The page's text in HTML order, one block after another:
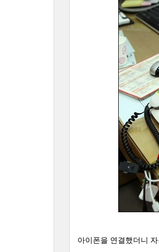
아이폰을 연결했더니